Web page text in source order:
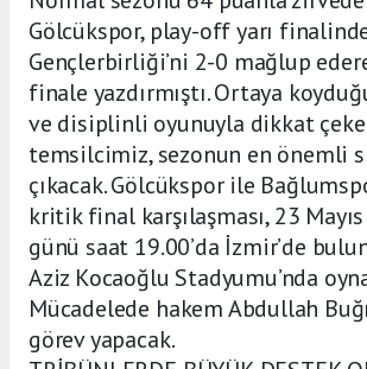
Gölcükspor, play-off yarı
Gençlerbirliği’ni 2-0 mağlup
finale yazdırmıştı. Ortaya
ve disiplinli oyunuyla dikkat
temsilcimiz, sezonun en önemli
çıkacak. Gölcükspor ile
kritik final karşılaşması, 23
günü saat 19.00’da İzmir’de
Aziz Kocaoğlu Stadyumu’nda
Mücadelede hakem Abdullah
görev yapacak.